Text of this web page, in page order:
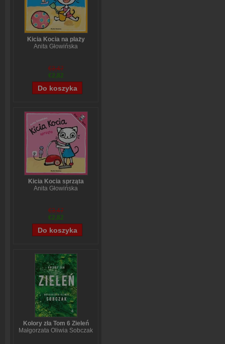
Kicia Kocia na plaży
Anita Głowińska
€3,47
€2,82
Kicia Kocia sprząta
Anita Głowińska
€3,47
€2,82
Kolory zła Tom 6 Zieleń
Małgorzata Oliwia Sobczak